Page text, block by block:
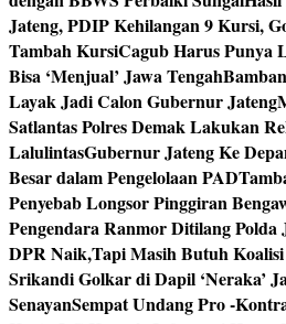
Jateng, PDIP Kehilangan 9 Kursi,
Tambah KursiCagub Harus Punya
Bisa ‘Menjual’ Jawa Tengah
Layak Jadi Calon Gubernur Jateng
Satlantas Polres Demak Lakukan
LalulintasGubernur Jateng Ke
Besar dalam Pengelolaan PAD
Penyebab Longsor Pinggiran
Pengendara Ranmor Ditilang Polda
DPR Naik,Tapi Masih Butuh
Srikandi Golkar di Dapil ‘Neraka’
SenayanSempat Undang Pro -